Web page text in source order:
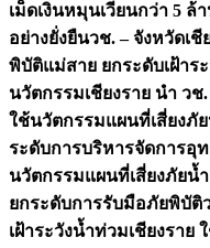
เม็ดเงินหมุนเวียนกว่า 5 ล้
อย่างยั่งยืนวช. – จังหวัดเ
พิบัติแม่สาย ยกระดับเฝ้าร
นวัตกรรมเชียงราย นำ ว
ใช้นวัตกรรมแผนที่เสี่ยงภั
ระดับการบริหารจัดการอุ
นวัตกรรมแผนที่เสี่ยงภัยน้
ยกระดับการรับมือภัยพิบัติ
เฝ้าระวังน้ำท่วมเชียงราย